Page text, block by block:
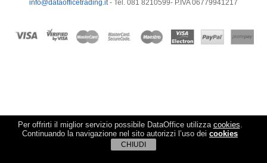
Per offrirti il miglior servizio possibile DataOffice utilizza cookies.
Continuando la navigazione nel sito autorizzi l’uso dei cookies
CHIUDI
info@dataofficetrading.it- Tel. 081 8210599- P.IVA 06779941217